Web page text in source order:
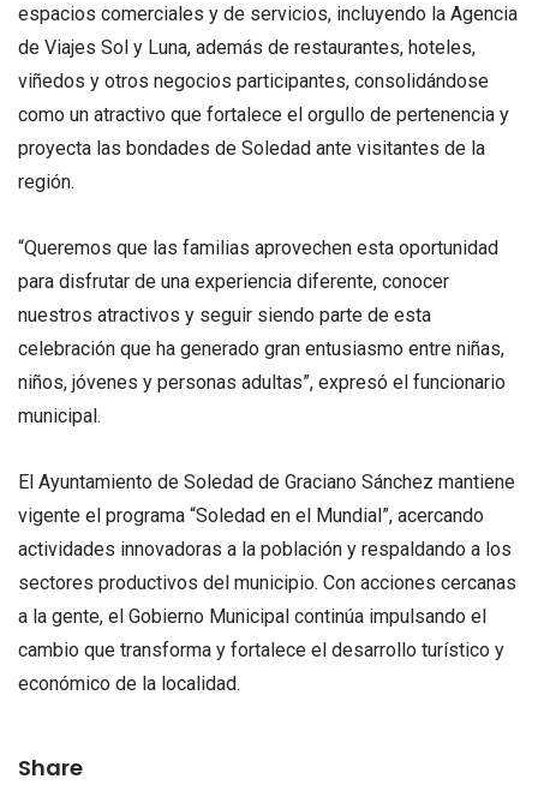
espacios comerciales y de servicios, incluyendo la Agencia
de Viajes Sol y Luna, además de restaurantes, hoteles,
viñedos y otros negocios participantes, consolidándose
como un atractivo que fortalece el orgullo de pertenencia y
proyecta las bondades de Soledad ante visitantes de la
región.
“Queremos que las familias aprovechen esta oportunidad
para disfrutar de una experiencia diferente, conocer
nuestros atractivos y seguir siendo parte de esta
celebración que ha generado gran entusiasmo entre niñas,
niños, jóvenes y personas adultas”, expresó el funcionario
municipal.
El Ayuntamiento de Soledad de Graciano Sánchez mantiene
vigente el programa “Soledad en el Mundial”, acercando
actividades innovadoras a la población y respaldando a los
sectores productivos del municipio. Con acciones cercanas
a la gente, el Gobierno Municipal continúa impulsando el
cambio que transforma y fortalece el desarrollo turístico y
económico de la localidad.
Share